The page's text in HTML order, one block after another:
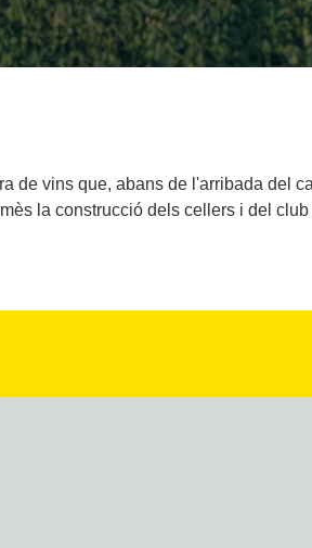
de vins que, abans de l'arribada del
la construcció dels cellers i del club